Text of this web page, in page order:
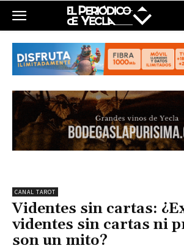
CANAL TAROT
Videntes sin cartas:
videntes sin cartas ni
son un mito?